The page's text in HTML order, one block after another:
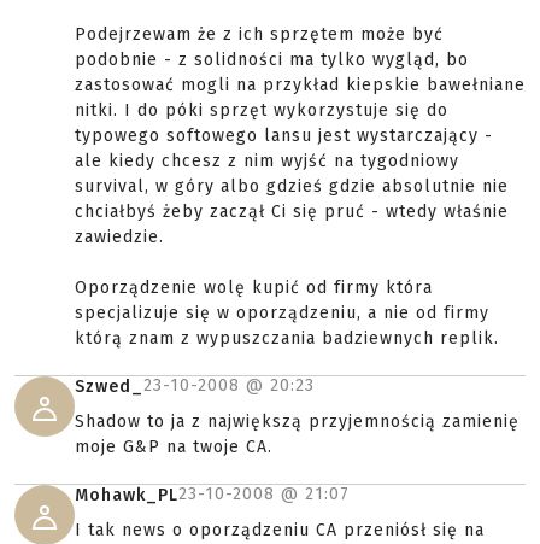
Podejrzewam że z ich sprzętem może być
podobnie - z solidności ma tylko wygląd, bo
zastosować mogli na przykład kiepskie bawełniane
nitki. I do póki sprzęt wykorzystuje się do
typowego softowego lansu jest wystarczający -
ale kiedy chcesz z nim wyjść na tygodniowy
survival, w góry albo gdzieś gdzie absolutnie nie
chciałbyś żeby zaczął Ci się pruć - wtedy właśnie
zawiedzie.
Oporządzenie wolę kupić od firmy która
specjalizuje się w oporządzeniu, a nie od firmy
którą znam z wypuszczania badziewnych replik.
Szwed_ 23-10-2008 @ 20:23
Shadow to ja z największą przyjemnością zamienię
moje G&P na twoje CA.
Mohawk_PL23-10-2008 @ 21:07
I tak news o oporządzeniu CA przeniósł się na